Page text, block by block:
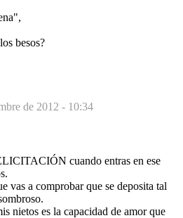
besos?
de 2012 - 10:34
cuando entras en ese
vas a comprobar que se deposita tal
nietos es la capacidad de amor que